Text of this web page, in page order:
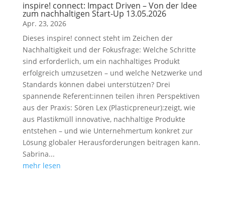
inspire! connect: Impact Driven – Von der Idee
zum nachhaltigen Start-Up 13.05.2026
Apr. 23, 2026
Dieses inspire! connect steht im Zeichen der
Nachhaltigkeit und der Fokusfrage: Welche Schritte
sind erforderlich, um ein nachhaltiges Produkt
erfolgreich umzusetzen – und welche Netzwerke und
Standards können dabei unterstützen? Drei
spannende Referent:innen teilen ihren Perspektiven
aus der Praxis: Sören Lex (Plasticpreneur):zeigt, wie
aus Plastikmüll innovative, nachhaltige Produkte
entstehen – und wie Unternehmertum konkret zur
Lösung globaler Herausforderungen beitragen kann.
Sabrina...
mehr lesen